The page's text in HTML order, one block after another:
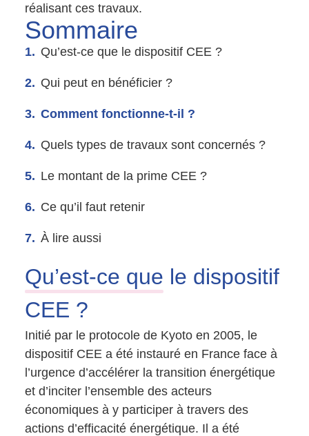
réalisant ces travaux.
Sommaire
Qu’est-ce que le dispositif CEE ?
Qui peut en bénéficier ?
Comment fonctionne-t-il ?
Quels types de travaux sont concernés ?
Le montant de la prime CEE ?
Ce qu’il faut retenir
À lire aussi
Qu’est-ce que le dispositif
CEE ?
Initié par le protocole de Kyoto en 2005, le
dispositif CEE a été instauré en France face à
l’urgence d’accélérer la transition énergétique
et d’inciter l’ensemble des acteurs
économiques à y participer à travers des
actions d’efficacité énergétique. Il a été